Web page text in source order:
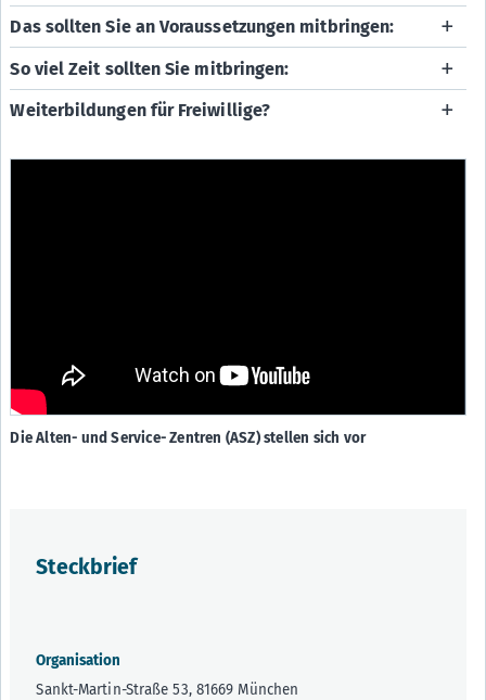
Das sollten Sie an Voraussetzungen mitbringen:
So viel Zeit sollten Sie mitbringen:
Weiterbildungen für Freiwillige?
Die Alten- und Service- Zentren (ASZ) stellen sich vor
Steckbrief
Organisation
Sankt-Martin-Straße 53, 81669 München